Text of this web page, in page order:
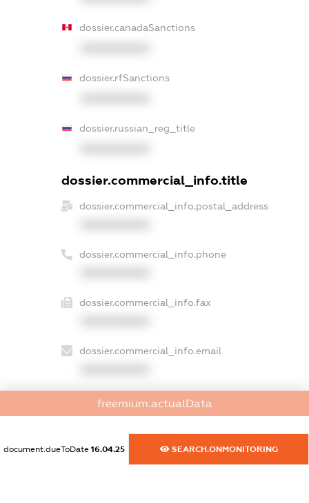
dossier.canadaSanctions
dossier.rfSanctions
dossier.russian_reg_title
dossier.commercial_info.title
dossier.commercial_info.postal_address
dossier.commercial_info.phone
dossier.commercial_info.fax
dossier.commercial_info.email
dossier.commercial_info.website
XXXXXXXXXX
dossier.commercial_info.activity
XXXXXXXXXX
freemium.actualData
document.dueToDate 16.04.25 SEARCH.ONMONITORING